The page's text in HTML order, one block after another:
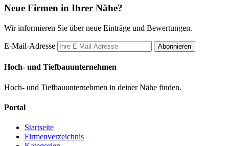
Neue Firmen in Ihrer Nähe?
Wir informieren Sie über neue Einträge und Bewertungen.
E-Mail-Adresse Abonnieren
Hoch- und Tiefbauunternehmen
Hoch- und Tiefbauunternehmen in deiner Nähe finden.
Portal
Startseite
Firmenverzeichnis